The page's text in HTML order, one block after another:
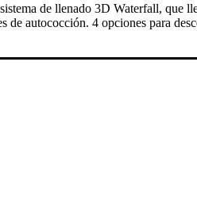
de llenado 3D Waterfall, que
autococción. 4 opciones para